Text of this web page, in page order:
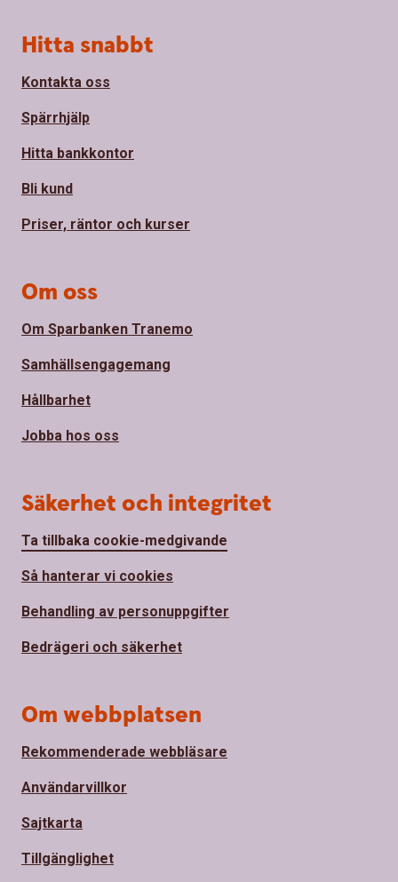
Sidfot
Hitta snabbt
Kontakta oss
Spärrhjälp
Hitta bankkontor
Bli kund
Priser, räntor och kurser
Om oss
Om Sparbanken Tranemo
Samhällsengagemang
Hållbarhet
Jobba hos oss
Säkerhet och integritet
Ta tillbaka cookie-medgivande
Så hanterar vi cookies
Behandling av personuppgifter
Bedrägeri och säkerhet
Om webbplatsen
Rekommenderade webbläsare
Användarvillkor
Sajtkarta
Tillgänglighet